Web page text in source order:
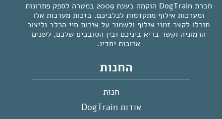
חברת DogTrain הוקמה בשנת 2009 במטרה לספק פתרונות
ומערכות אילוף מתקדמות לכלביכם. בזכות מערכות אלו
תוכלו לקצר זמני אילוף ולשמור על איכות חיי הכלב וליצור
הרמוניה וקשר בריא ביניכם ובין הסובבים שלכם, לשנים
ארוכות יחדיו.
החנות
חנות
אודות DogTrain